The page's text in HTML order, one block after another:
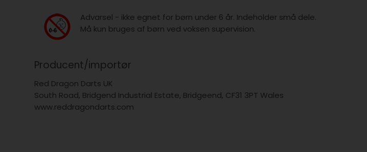
Advarsel - ikke egnet for børn under 6 år. Indeholder små dele.
Må kun bruges af børn ved voksen supervision.
Producent/importør
Red Dragon Darts UK
South Road, Bridgend Industrial Estate, Bridgeend, CF31 3PT Wales
www.reddragondarts.com